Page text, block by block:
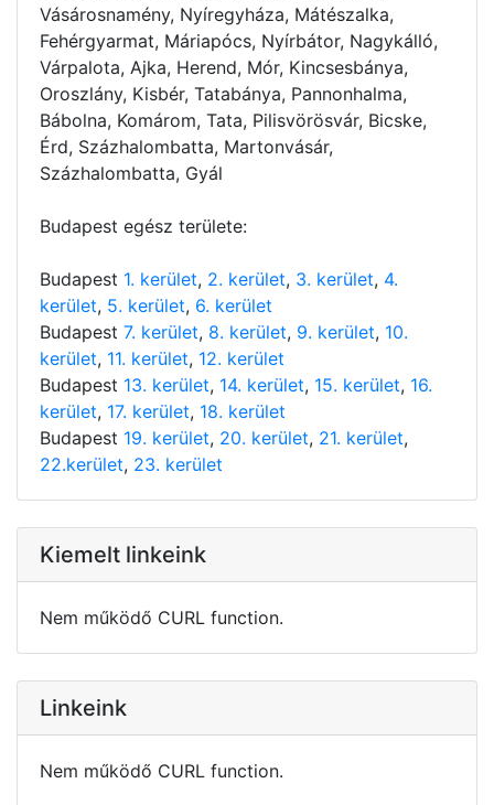
Vásárosnamény, Nyíregyháza, Mátészalka,
Fehérgyarmat, Máriapócs, Nyírbátor, Nagykálló,
Várpalota, Ajka, Herend, Mór, Kincsesbánya,
Oroszlány, Kisbér, Tatabánya, Pannonhalma,
Bábolna, Komárom, Tata, Pilisvörösvár, Bicske,
Érd, Százhalombatta, Martonvásár,
Százhalombatta, Gyál
Budapest egész területe:
Budapest 1. kerület, 2. kerület, 3. kerület, 4.
kerület, 5. kerület, 6. kerület
Budapest 7. kerület, 8. kerület, 9. kerület, 10.
kerület, 11. kerület, 12. kerület
Budapest 13. kerület, 14. kerület, 15. kerület, 16.
kerület, 17. kerület, 18. kerület
Budapest 19. kerület, 20. kerület, 21. kerület,
22.kerület, 23. kerület
Kiemelt linkeink
Nem működő CURL function.
Linkeink
Nem működő CURL function.